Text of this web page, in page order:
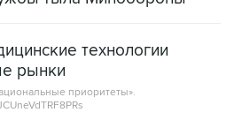
технологии
рынки
приоритеты».